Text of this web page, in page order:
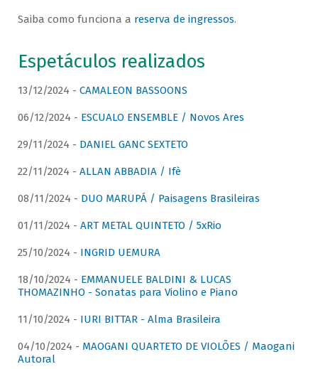
Saiba como funciona a reserva de ingressos.
Espetáculos realizados
13/12/2024 - CAMALEON BASSOONS
06/12/2024 - ESCUALO ENSEMBLE / Novos Ares
29/11/2024 - DANIEL GANC SEXTETO
22/11/2024 - ALLAN ABBADIA / Ifè
08/11/2024 - DUO MARUPÁ / Paisagens Brasileiras
01/11/2024 - ART METAL QUINTETO / 5xRio
25/10/2024 - INGRID UEMURA
18/10/2024 - EMMANUELE BALDINI & LUCAS
THOMAZINHO - Sonatas para Violino e Piano
11/10/2024 - IURI BITTAR - Alma Brasileira
04/10/2024 - MAOGANI QUARTETO DE VIOLÕES / Maogani
Autoral